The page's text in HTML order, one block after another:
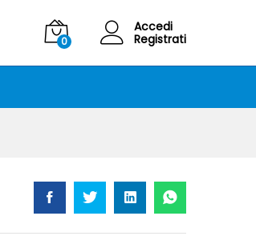
0
Accedi
Registrati